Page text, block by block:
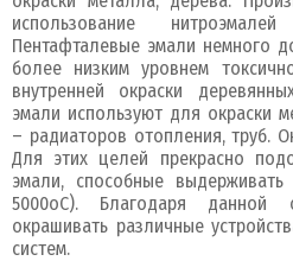
использование
Пентафталевые эмали немного
более низким уровнем
внутренней окраски
эмали используют для окраски
– радиаторов отопления, труб.
Для этих целей прекрасно
эмали, способные
5000оС). Благодаря данной
окрашивать различные
систем.